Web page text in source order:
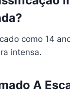
como 14
intensa.
A